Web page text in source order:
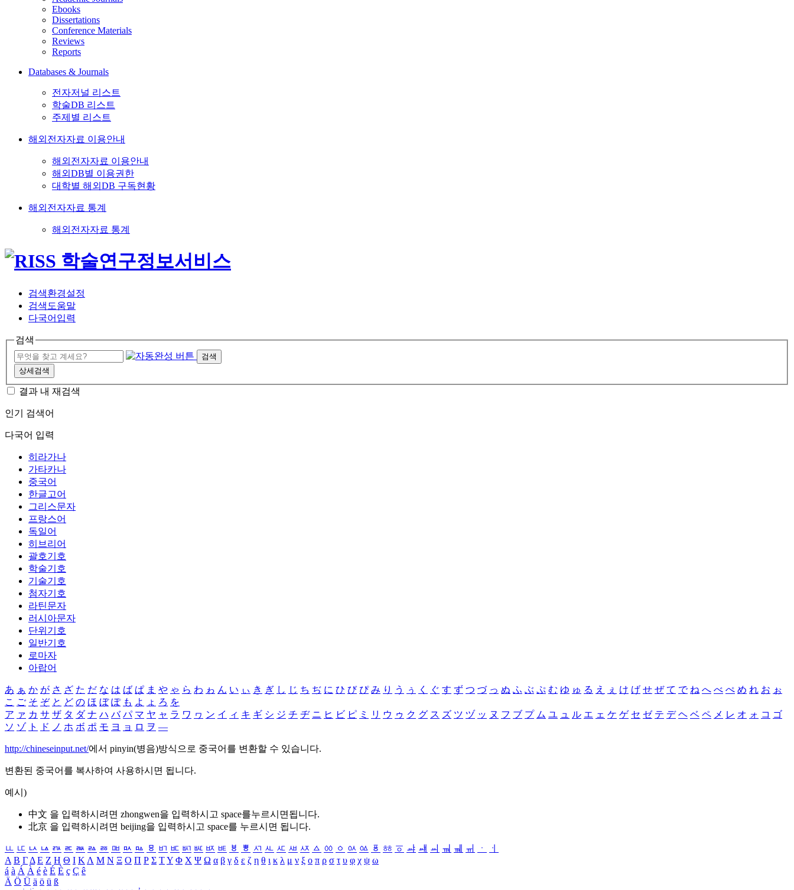
Ebooks
Dissertations
Conference Materials
Reviews
Reports
Databases & Journals
전자저널 리스트
학술DB 리스트
주제별 리스트
해외전자자료 이용안내
해외전자자료 이용안내
해외DB별 이용권한
대학별 해외DB 구독현황
해외전자자료 통계
해외전자자료 통계
검색환경설정
검색도움말
다국어입력
검색
검색
상세검색
결과 내 재검색
인기 검색어
다국어 입력
히라가나
가타카나
중국어
한글고어
그리스문자
프랑스어
독일어
히브리어
괄호기호
학술기호
기술기호
첨자기호
라틴문자
러시아문자
단위기호
일반기호
로마자
아랍어
あ ぁ か が さ ざ た だ な は ば ぱ ま や ゃ ら わ ゎ ん い ぃ き ぎ し じ ち ぢ に ひ び ぴ み り う ぅ く ぐ す ず つ づ っ ぬ ふ ぶ ぷ む ゆ ゅ る え ぇ け げ せ ぜ て で ね へ べ ぺ め れ お ぉ
こ ご そ ぞ と ど の ほ ぼ ぽ も よ ょ ろ を
ア ァ カ サ ザ タ ダ ナ ハ バ パ マ ヤ ャ ラ ワ ヮ ン イ ィ キ ギ シ ジ チ ヂ ニ ヒ ビ ピ ミ リ ウ ゥ ク グ ス ズ ツ ヅ ッ ヌ フ ブ プ ム ユ ュ ル エ ェ ケ ゲ セ ゼ テ デ ヘ ベ ペ メ レ オ ォ コ ゴ
ソ ゾ ト ド ノ ホ ボ ポ モ ヨ ョ ロ ヲ ―
http://chineseinput.net/에서 pinyin(병음)방식으로 중국어를 변환할 수 있습니다.
변환된 중국어를 복사하여 사용하시면 됩니다.
예시)
中文 을 입력하시려면 zhongwen을 입력하시고 space를누르시면됩니다.
北京 을 입력하시려면 beijing을 입력하시고 space를 누르시면 됩니다.
ㅥ ㅦ ㅧ ㅨ ㅩ ㅪ ㅫ ㅬ ㅭ ㅮ ㅯ ㅰ ㅱ ㅲ ㅳ ㅴ ㅵ ㅶ ㅷ ㅸ ㅹ ㅺ ㅻ ㅼ ㅽ ㅾ ㅿ ㆀ ㆁ ㆂ ㆃ ㆄ ㆅ ㆆ ㆇ ㆈ ㆉ ㆊ ㆋ ㆌ ㆍ
ㆎ
Α Β ΓΔ Ε Ζ Η Θ Ι ΚΛ Μ Ν Ξ Ο Π Ρ Σ ΤΥ Φ Χ Ψ Ω α β γ δ ε ζ η θ ι κ λ μ ν ξ ο π ρ σ τ υ φ χ ψ ω
á à Á À é è É È ç Ç ê
Ä Ö Ü ä ö ü ß